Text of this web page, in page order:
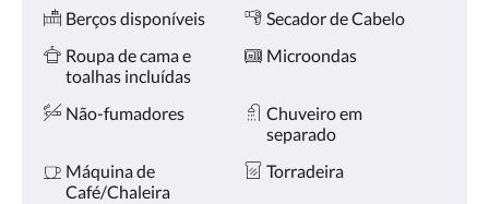
Berços disponíveis
Secador de Cabelo
Roupa de cama e
toalhas incluídas
Microondas
Não-fumadores
Chuveiro em
separado
Máquina de
Café/Chaleira
Torradeira